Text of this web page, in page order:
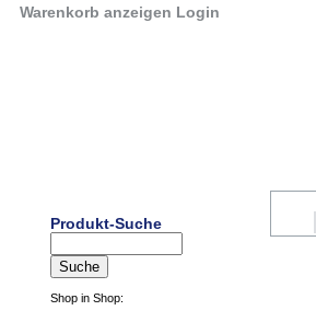
Produkt-Suche
Shop in Shop:
Warenkorb anzeigen Login